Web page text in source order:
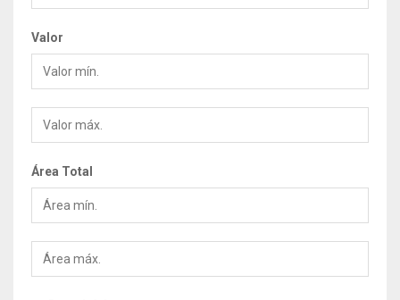
Valor
Valor
mín.
Valor
máx.
Área Total
Área
min.
Área
máx.